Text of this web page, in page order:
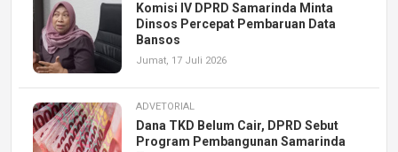
Komisi IV DPRD Samarinda Minta
Dinsos Percepat Pembaruan Data
Bansos
Jumat, 17 Juli 2026
ADVETORIAL
Dana TKD Belum Cair, DPRD Sebut
Program Pembangunan Samarinda